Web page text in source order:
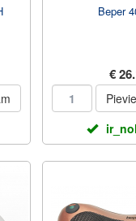
Beper
€